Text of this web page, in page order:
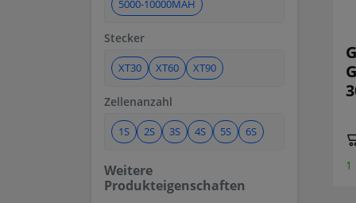
5000-10000MAH
Stecker
XT30 XT60 XT90
Zellenanzahl
1S 2S 3S 4S 5S 6S
Weitere
Produkteigenschaften
1